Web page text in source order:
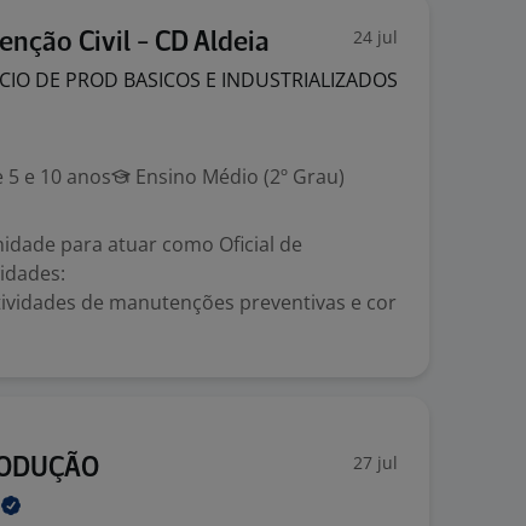
Civil - CD Aldeia 24 jul
DE PROD BASICOS E INDUSTRIALIZADOS
5 e 10 anos
Ensino Médio (2º Grau)
para atuar como Oficial de
de manutenções preventivas e cor
27 jul